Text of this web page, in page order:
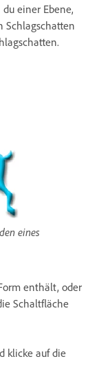
einer Ebene,
Schlagschatten
eines
enthält, oder
Schaltfläche
klicke auf die